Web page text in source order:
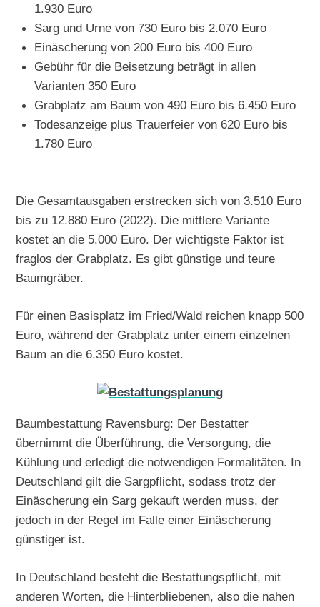
1.930 Euro
Sarg und Urne von 730 Euro bis 2.070 Euro
Einäscherung von 200 Euro bis 400 Euro
Gebühr für die Beisetzung beträgt in allen
Varianten 350 Euro
Grabplatz am Baum von 490 Euro bis 6.450 Euro
Todesanzeige plus Trauerfeier von 620 Euro bis
1.780 Euro
Die Gesamtausgaben erstrecken sich von 3.510 Euro
bis zu 12.880 Euro (2022). Die mittlere Variante
kostet an die 5.000 Euro. Der wichtigste Faktor ist
fraglos der Grabplatz. Es gibt günstige und teure
Baumgräber.
Für einen Basisplatz im Fried/Wald reichen knapp 500
Euro, während der Grabplatz unter einem einzelnen
Baum an die 6.350 Euro kostet.
Baumbestattung Ravensburg: Der Bestatter
übernimmt die Überführung, die Versorgung, die
Kühlung und erledigt die notwendigen Formalitäten. In
Deutschland gilt die Sargpflicht, sodass trotz der
Einäscherung ein Sarg gekauft werden muss, der
jedoch in der Regel im Falle einer Einäscherung
günstiger ist.
In Deutschland besteht die Bestattungspflicht, mit
anderen Worten, die Hinterbliebenen, also die nahen